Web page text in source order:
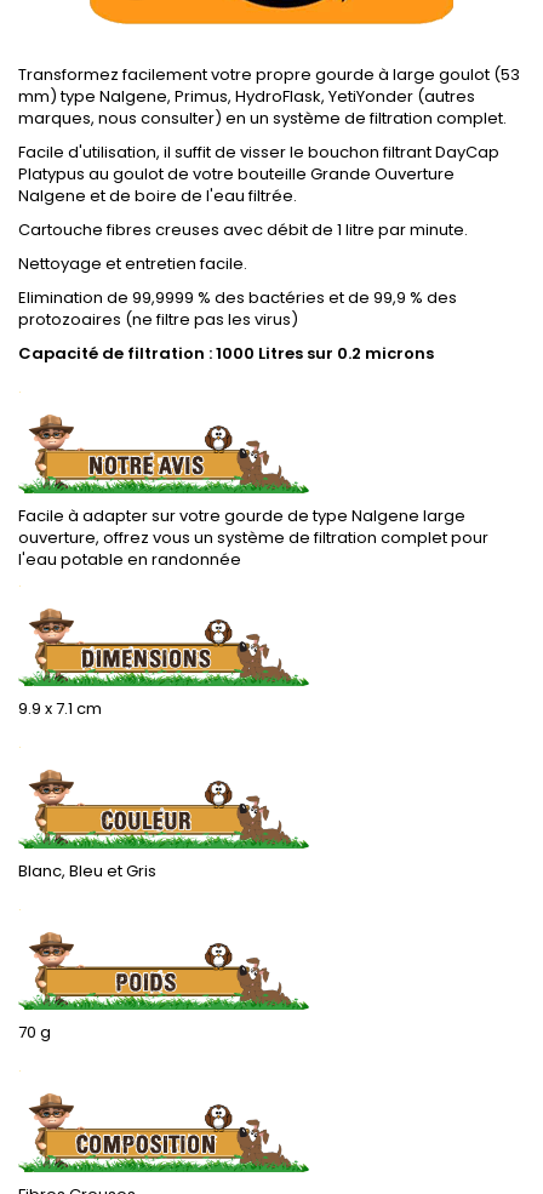
Transformez facilement votre propre gourde à large goulot (53
mm) type Nalgene, Primus, HydroFlask, YetiYonder (autres
marques, nous consulter) en un système de filtration complet.
Facile d'utilisation, il suffit de visser le bouchon filtrant DayCap
Platypus au goulot de votre bouteille Grande Ouverture
Nalgene et de boire de l'eau filtrée.
Cartouche fibres creuses avec débit de 1 litre par minute.
Nettoyage et entretien facile.
Elimination de 99,9999 % des bactéries et de 99,9 % des
protozoaires (ne filtre pas les virus)
Capacité de filtration : 1000 Litres sur 0.2 microns
.
Facile à adapter sur votre gourde de type Nalgene large
ouverture, offrez vous un système de filtration complet pour
l'eau potable en randonnée
.
9.9 x 7.1 cm
.
Blanc, Bleu et Gris
.
70 g
.